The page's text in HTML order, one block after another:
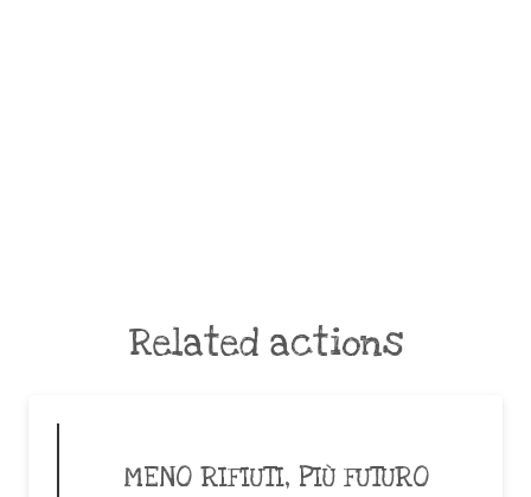
Related actions
MENO RIFIUTI, PIÙ FUTURO